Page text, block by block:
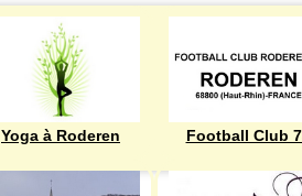
Yoga à Roderen Football Club